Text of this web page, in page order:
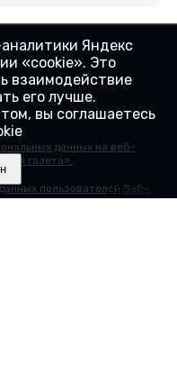
Закрыть X
данных на веб-
газета».
пользователей Веб-
Яндекс
«cookie». Это
взаимодействие
его лучше.
вы соглашаетесь